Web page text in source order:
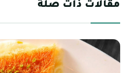
مقالات ذات صلة